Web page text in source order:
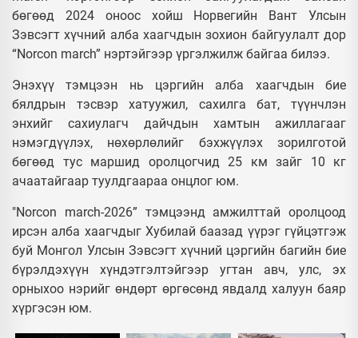
бөгөөд 2024 оноос хойш Норвегийн Вант Улсын
Зэвсэгт хүчний алба хаагчдын зохион байгуулалт дор
“Norcon march” нэртэйгээр үргэлжилж байгаа билээ.
Энэхүү тэмцээн нь цэргийн алба хаагчдын бие
бялдрын тэсвэр хатуужил, сахилга бат, түүнчлэн
энхийг сахиулагч дайчдын хамтын ажиллагааг
нэмэгдүүлэх, нөхөрлөлийг бэхжүүлэх зорилготой
бөгөөд тус маршид оролцогчид 25 км зайг 10 кг
ачаатайгаар туулдгаараа онцлог юм.
"Norcon march-2026” тэмцээнд амжилттай оролцоод
ирсэн алба хаагчдыг Хубилай баазад үүрэг гүйцэтгэж
буй Монгол Улсын Зэвсэгт хүчний цэргийн багийн бие
бүрэлдэхүүн хүндэтгэлтэйгээр угтан авч, улс, эх
орныхоо нэрийг өндөрт өргөсөнд явдалд халуун баяр
хүргэсэн юм.